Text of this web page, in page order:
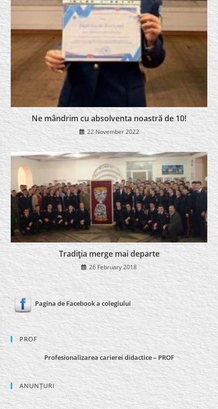
Ne mândrim cu absolventa noastră de 10!
22 November 2022
Tradiţia merge mai departe
26 February 2018
Pagina de Facebook a colegiului
PROF
Profesionalizarea carierei didactice – PROF
ANUNȚURI